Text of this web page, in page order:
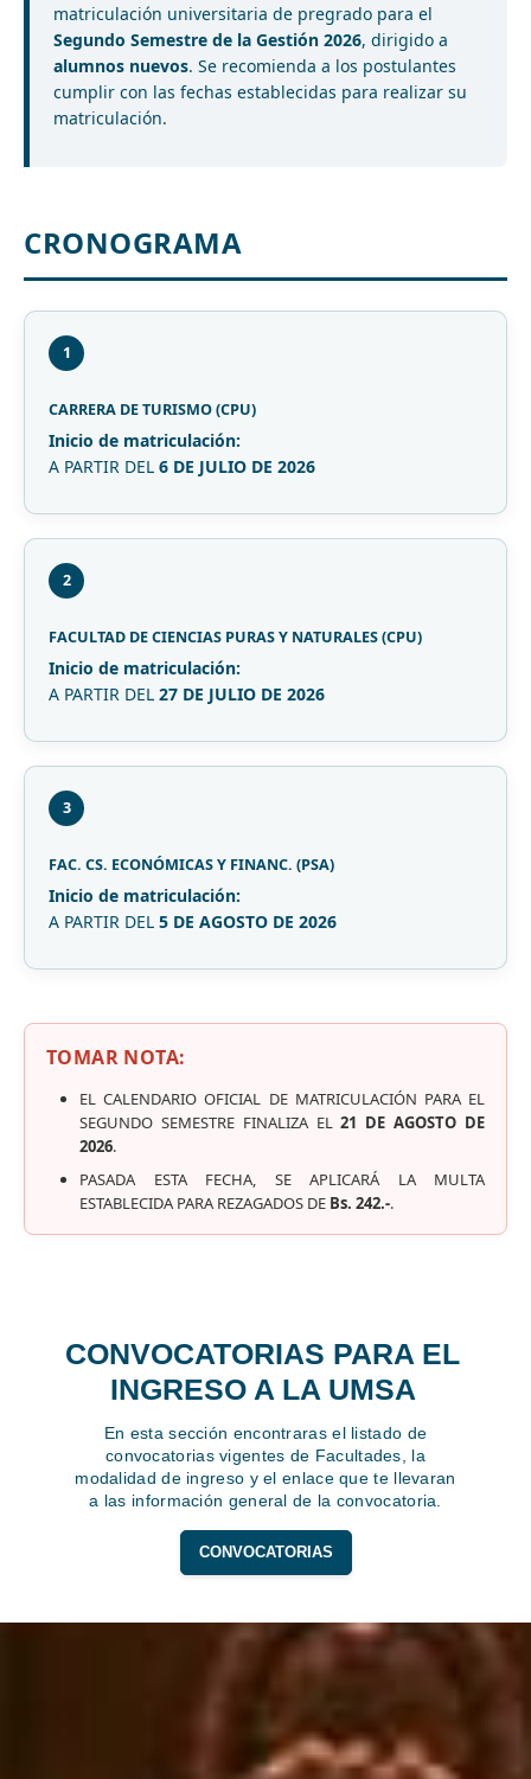
matriculación universitaria de pregrado para el
Segundo Semestre de la Gestión 2026, dirigido a
alumnos nuevos. Se recomienda a los postulantes
cumplir con las fechas establecidas para realizar su
matriculación.
CRONOGRAMA
1
CARRERA DE TURISMO (CPU)
Inicio de matriculación:
A PARTIR DEL 6 DE JULIO DE 2026
2
FACULTAD DE CIENCIAS PURAS Y NATURALES (CPU)
Inicio de matriculación:
A PARTIR DEL 27 DE JULIO DE 2026
3
FAC. CS. ECONÓMICAS Y FINANC. (PSA)
Inicio de matriculación:
A PARTIR DEL 5 DE AGOSTO DE 2026
TOMAR NOTA:
EL CALENDARIO OFICIAL DE MATRICULACIÓN PARA EL
SEGUNDO SEMESTRE FINALIZA EL21 DE AGOSTO DE
2026.
PASADA ESTA FECHA, SE APLICARÁ LA MULTA
ESTABLECIDA PARA REZAGADOS DE Bs. 242.-.
CONVOCATORIAS PARA EL
INGRESO A LA UMSA
En esta sección encontraras el listado de
convocatorias vigentes de Facultades, la
modalidad de ingreso y el enlace que te llevaran
a las información general de la convocatoria.
CONVOCATORIAS